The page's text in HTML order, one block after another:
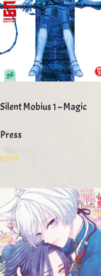
Silent Mobius 1 – Magic
Press
9,90 €